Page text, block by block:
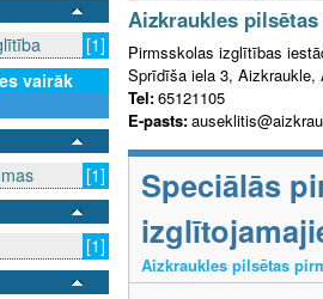
[1]
vairāk
[1]
[1]
Aizkraukles
Pirmsskolas izglītības
Sprīdīša iela 3, Aizkraukle,
Tel:65121105
E-pasts:
Speciālās
Aizkraukles pilsētas